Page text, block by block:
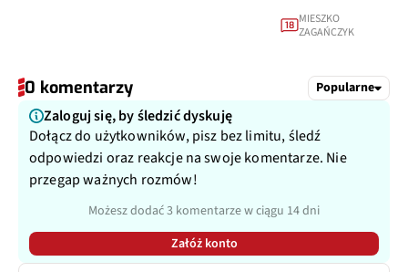
18 MIESZKO
ZAGAŃCZYK
0 komentarzy Popularne
Zaloguj się, by śledzić dyskuję
Dołącz do użytkowników, pisz bez limitu, śledź
odpowiedzi oraz reakcje na swoje komentarze. Nie
przegap ważnych rozmów!
Możesz dodać 3 komentarze w ciągu 14 dni
Załóż konto